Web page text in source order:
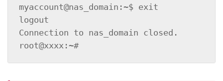
myaccount@nas_domain:~$ exit
logout
Connection to nas_domain closed.
root@xxxx:~#